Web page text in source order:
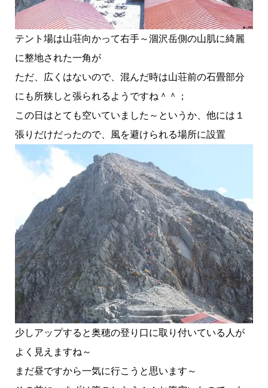
テント場は山荘向かって右手～涸沢岳側の山肌に綺麗
に整地された一角が
ただ、広くはないので、混んだ時は山荘前の石畳部分
にも所狭しと張られるようですね＾＾；
この日はとても空いていました～というか、他には１
張りだけだったので、風を避けられる場所に設置
少しアップすると奥穂の登り口に取り付いている人が
よく見えますね～
まだ昼ですから一気に行こうと思います～